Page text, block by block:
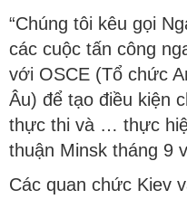
“Chúng tôi kêu gọi
các cuộc tấn công
với OSCE (Tổ chức
Âu) để tạo điều kiện
thực thi và … thực
thuận Minsk tháng 9
Các quan chức Kiev